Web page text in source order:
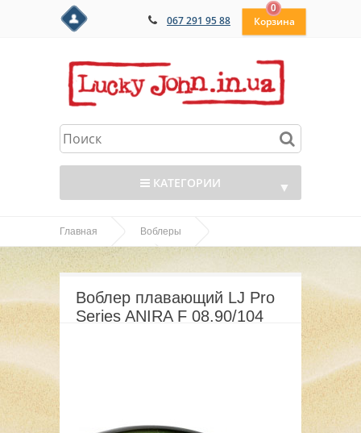
067 291 95 88
0
КАТЕГОРИИ ▼
▼
Главная Воблеры
ANIRA 39,49,69,89 Воблер плавающий LJ Pro
Series ANIRA F 08.90/104
Воблер плавающий LJ Pro
Series ANIRA F 08.90/104